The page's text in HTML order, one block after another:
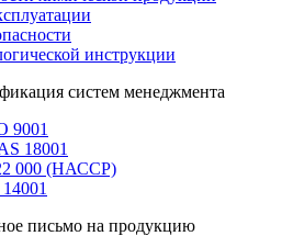
инструкции
систем менеджмента
9001
18001
000 (НАССР)
письмо на продукцию